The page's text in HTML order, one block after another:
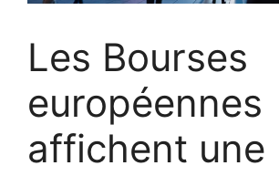
Les Bourses
européennes
affichent une